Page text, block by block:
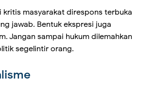
kritis masyarakat direspons terbuka
jawab. Bentuk ekspresi juga
Jangan sampai hukum dilemahkan
segelintir orang.